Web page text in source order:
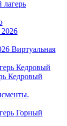
лагерь
Виртуальная
Кедровый